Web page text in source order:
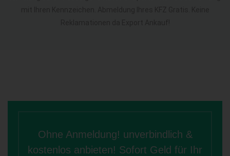
Ohne Anmeldung! unverbindlich &
kostenlos anbieten! Sofort Geld für Ihr